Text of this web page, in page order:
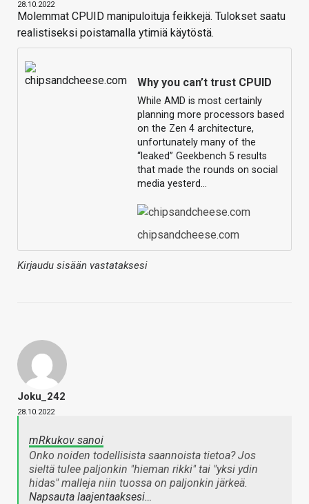
28.10.2022
Molemmat CPUID manipuloituja feikkejä. Tulokset saatu
realistiseksi poistamalla ytimiä käytöstä.
Why you can’t trust CPUID
While AMD is most certainly
planning more processors based
on the Zen 4 architecture,
unfortunately many of the
“leaked” Geekbench 5 results
that made the rounds on social
media yesterd…
chipsandcheese.com
Kirjaudu sisään vastataksesi
Joku_242
28.10.2022
mRkukov sanoi
Onko noiden todellisista saannoista tietoa? Jos
sieltä tulee paljonkin "hieman rikki" tai "yksi ydin
hidas" malleja niin tuossa on paljonkin järkeä.
Napsauta laajentaaksesi…